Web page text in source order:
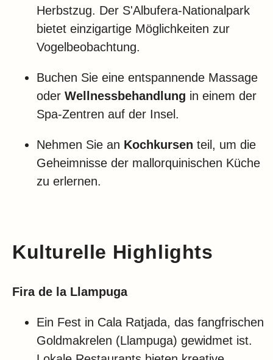
Herbstzug. Der S'Albufera-Nationalpark
bietet einzigartige Möglichkeiten zur
Vogelbeobachtung.
Buchen Sie eine entspannende Massage
oder Wellnessbehandlung in einem der
Spa-Zentren auf der Insel.
Nehmen Sie an Kochkursen teil, um die
Geheimnisse der mallorquinischen Küche
zu erlernen.
Kulturelle Highlights
Fira de la Llampuga
Ein Fest in Cala Ratjada, das fangfrischen
Goldmakrelen (Llampuga) gewidmet ist.